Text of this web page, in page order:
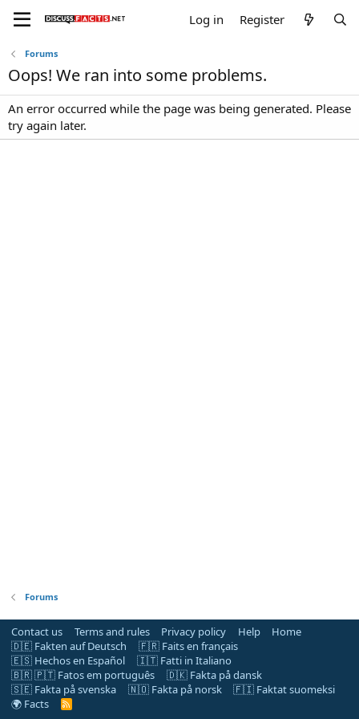
Log in Register
Forums
Oops! We ran into some problems.
An error occurred while the page was being generated. Please
try again later.
Forums
Contact us Terms and rules Privacy policy Help
Home
🇩🇪 Fakten auf Deutsch
🇫🇷 Faits en français
🇪🇸 Hechos en Español
🇮🇹 Fatti in Italiano
🇧🇷 🇵🇹 Fatos em português
🇩🇰 Fakta på dansk
🇸🇪 Fakta på svenska
🇳🇴 Fakta på norsk
🇫🇮 Faktat suomeksi
🌍 Facts
R